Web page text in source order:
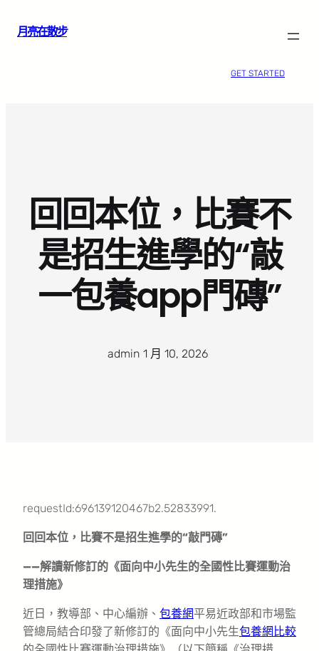
月亮在散步
GET STARTED
回回本位，比賽不
是招生進學的“敲
一包養app門磚”
admin 1 月 10, 2026
requestId:696139120467b2.52833991.
回回本位，比賽不是招生進學的“敲門磚”
——解讀新修訂的《面向中小先生的全國性比賽運動治
理措施》
近日，教導部、中心編辦、 包養網平易近政部和市場監
管總局結合印發了新修訂的《面向中小先生包養網比較